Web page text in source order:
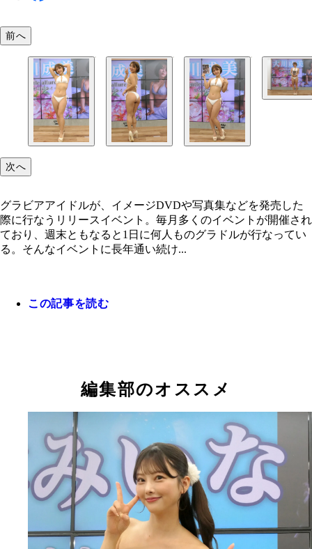
大川成美
前へ
次へ
グラビアアイドルが、イメージDVDや写真集などを発売した
際に行なうリリースイベント。毎月多くのイベントが開催され
ており、週末ともなると1日に何人ものグラドルが行なってい
る。そんなイベントに長年通い続け...
この記事を読む
編集部のオススメ